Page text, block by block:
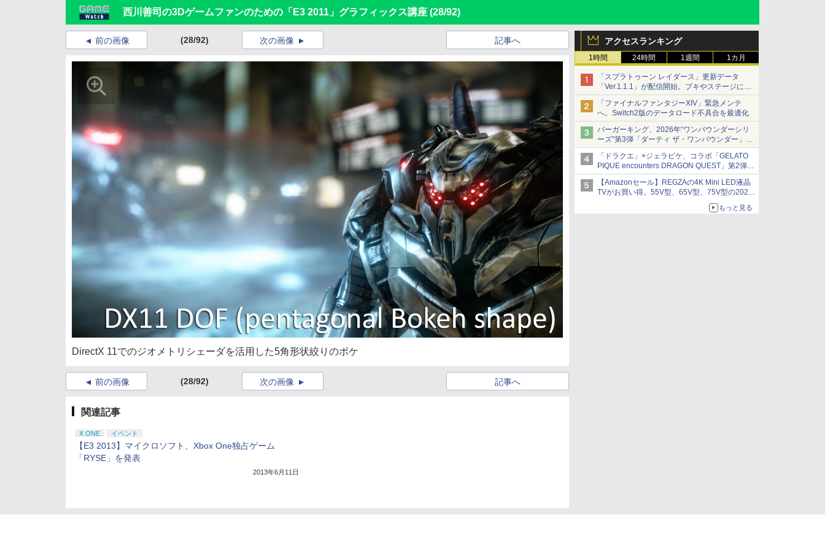
西川善司の3Dゲームファンのための「E3 2011」グラフィックス講座 (28/92)
アクセスランキング
1時間 24時間 1週間 1カ月
「スプラトゥーン レイダース」更新データ
「Ver.1.1.1」が配信開始。ブキやステージに関
する不具合を修正
「ファイナルファンタジーXIV」緊急メンテ
へ。Switch2版のデータロード不具合を最適化
バーガーキング、2026年“ワンパウンダーシリ
ーズ”第3弾「ダーティ ザ・ワンパウンダー」を
8月7日発売
「特製ガーリックマヨソース」を使用した超大
型チーズバーガー
「ドラクエ」×ジェラピケ、コラボ「GELATO
PIQUE encounters DRAGON QUEST」第2弾が
本日発売
アイスカップに入ったスライムやわたぼう、ベ
ビーサタンなどがオリジナルアートで登場
【Amazonセール】REGZAの4K Mini LED液晶
TVがお買い得。55V型、65V型、75V型の2026
もっと見る
前の画像 (28/92) 記事へ
次の画像
DirectX 11でのジオメトリシェーダを活用した5角形状絞りのボケ
前の画像 (28/92) 記事へ
次の画像
関連記事
X ONE イベント
【E3 2013】マイクロソフト、Xbox One独占ゲーム
「RYSE」を発表
2013年6月11日